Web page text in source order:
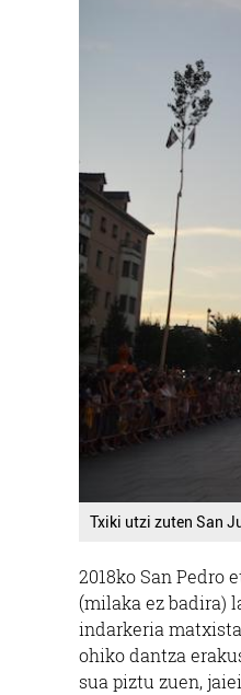
Txiki utzi zuten San
2018ko San Pedro
(milaka ez badira)
indarkeria
ohiko dantza
sua piztu zuen,